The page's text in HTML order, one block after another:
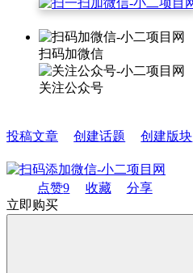
扫码加微信
关注公众号
投稿文章 创建话题 创建版块
点赞9 收藏
分享
立即购买